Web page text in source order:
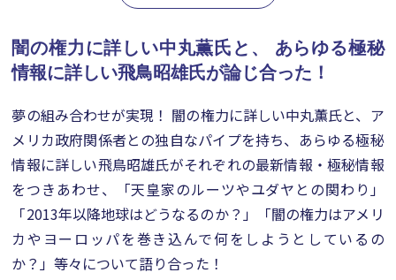
闇の権力に詳しい中丸薫氏と、
あらゆる極秘
情報に詳しい飛鳥昭雄氏が論じ合った！
夢の組み合わせが実現！ 闇の権力に詳しい中丸薫氏と、ア
メリカ政府関係者との独自なパイプを持ち、あらゆる極秘
情報に詳しい飛鳥昭雄氏がそれぞれの最新情報・極秘情報
をつきあわせ、「天皇家のルーツやユダヤとの関わり」
「2013年以降地球はどうなるのか？」「闇の権力はアメリ
カやヨーロッパを巻き込んで何をしようとしているの
か？」等々について語り合った！